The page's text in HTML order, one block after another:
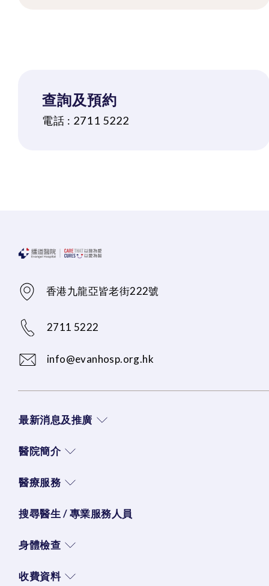
查詢及預約
電話 : 2711 5222
香港九龍亞皆老街222號
2711 5222
info@evanhosp.org.hk
最新消息及推廣
醫院簡介
醫療服務
搜尋醫生 / 專業服務人員
身體檢查
收費資料